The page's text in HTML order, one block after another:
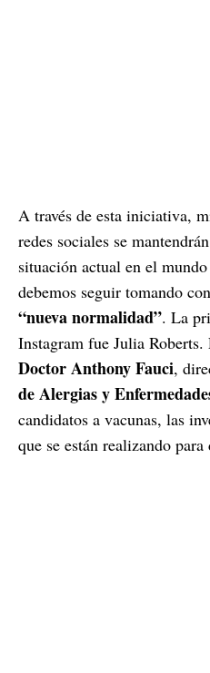
A través de esta iniciativa,
redes sociales se
situación actual en el
debemos seguir tomando
“nueva normalidad”. La
Instagram fue Julia
Doctor Anthony Fauci,
de Alergias y
candidatos a vacunas, las
que se están realizando